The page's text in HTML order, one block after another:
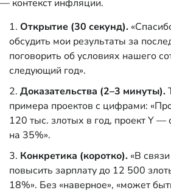
— контекст инфляции.
Открытие (30 секунд).
обсудить мои результаты за
поговорить об условиях нашего
следующий год».
Доказательства (2–3 минуты).
примера проектов с цифрами:
120 тыс. злотых в год, проект Y —
на 35%».
Конкретика (коротко). «В
повысить зарплату до 12 500
18%». Без «наверное», «может